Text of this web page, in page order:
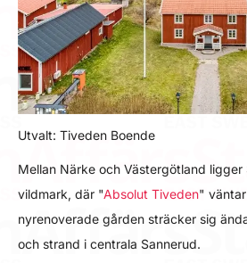
Utvalt: Tiveden Boende
Mellan Närke och Västergötland
vildmark, där "Absolut Tiveden"
nyrenoverade gården sträcker sig
och strand i centrala Sannerud.